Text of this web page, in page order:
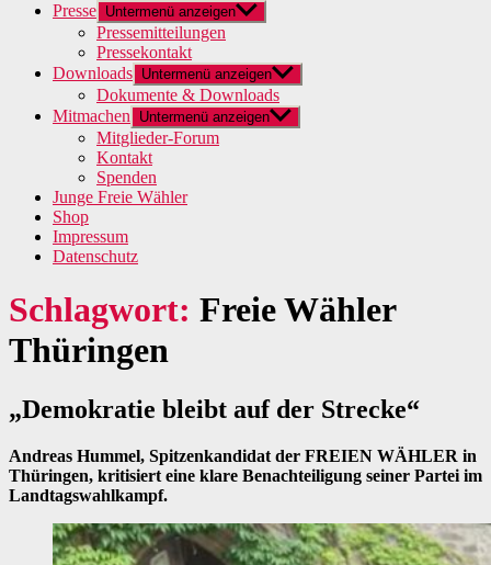
Presse Untermenü anzeigen
Pressemitteilungen
Pressekontakt
Downloads Untermenü anzeigen
Dokumente & Downloads
Mitmachen
Untermenü anzeigen
Mitglieder-Forum
Kontakt
Spenden
Junge Freie Wähler
Shop
Impressum
Datenschutz
Schlagwort: Freie Wähler
Thüringen
„Demokratie bleibt auf der Strecke“
Andreas Hummel, Spitzenkandidat der FREIEN WÄHLER in
Thüringen, kritisiert eine klare Benachteiligung seiner Partei im
Landtagswahlkampf.